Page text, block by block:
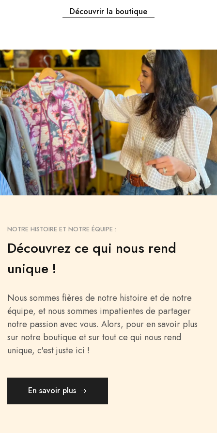
Découvrir la boutique
NOTRE HISTOIRE ET NOTRE ÉQUIPE :
Découvrez ce qui nous rend
unique !
Nous sommes fières de notre histoire et de notre
équipe, et nous sommes impatientes de partager
notre passion avec vous. Alors, pour en savoir plus
sur notre boutique et sur tout ce qui nous rend
unique, c'est juste ici !
En savoir plus